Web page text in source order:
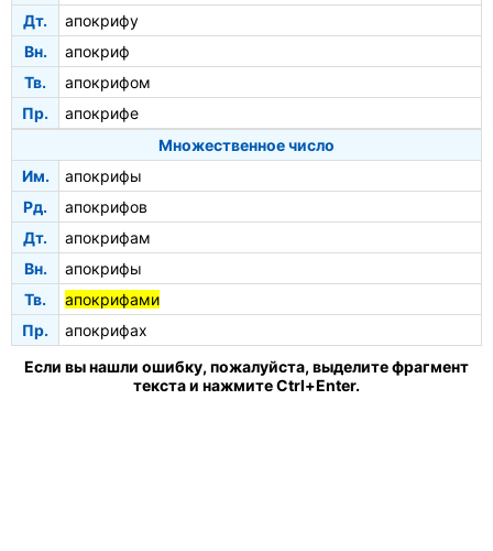
Дт.
апокрифу
Вн.
апокриф
Тв.
апокрифом
Пр.
апокрифе
Множественное число
Им.
апокрифы
Рд.
апокрифов
Дт.
апокрифам
Вн.
апокрифы
Тв.
апокрифами
Пр.
апокрифах
Если вы нашли ошибку, пожалуйста, выделите фрагмент
текста и нажмите Ctrl+Enter.